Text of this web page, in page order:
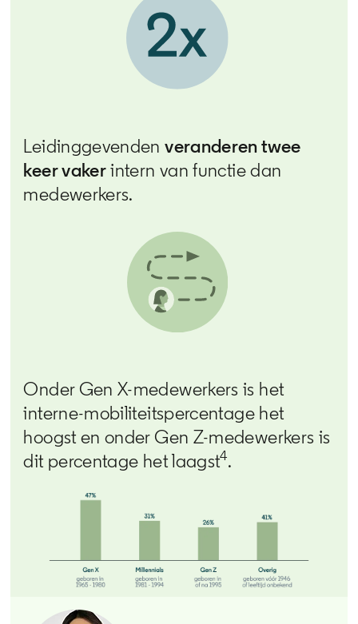
Leidinggevendenveranderen twee
keer vakerintern van functie dan
medewerkers.
Onder Gen X-medewerkers is het
interne-mobiliteitspercentage het
hoogst en onder Gen Z-medewerkers is
dit percentage het laagst4.